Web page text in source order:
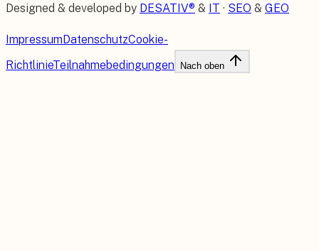
Designed & developed by DESATIV® & IT · SEO & GEO
ImpressumDatenschutzCookie-
RichtlinieTeilnahmebedingungen Nach oben